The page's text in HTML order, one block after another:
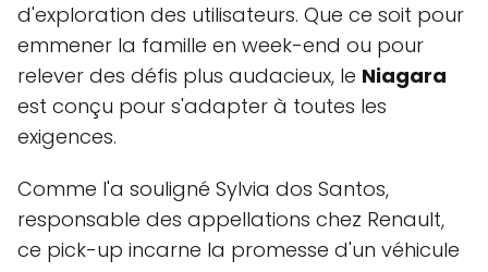
d'exploration des utilisateurs. Que ce soit pour
emmener la famille en week-end ou pour
relever des défis plus audacieux, le Niagara
est conçu pour s'adapter à toutes les
exigences.
Comme l'a souligné Sylvia dos Santos,
responsable des appellations chez Renault,
ce pick-up incarne la promesse d'un véhicule